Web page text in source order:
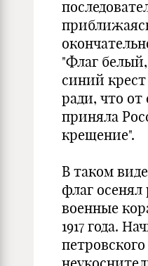
"Флаг
синий
ради, что от
приняла
крещение".
В таком
флаг осенял
военные
1917 года.